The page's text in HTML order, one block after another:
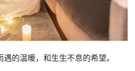
的温暖，和生生不息的希望。